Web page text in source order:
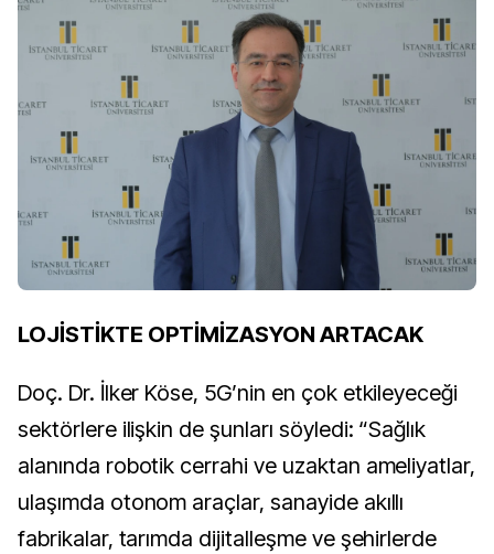
LOJİSTİKTE OPTİMİZASYON ARTACAK
Doç. Dr. İlker Köse, 5G’nin en çok etkileyeceği
sektörlere ilişkin de şunları söyledi: “Sağlık
alanında robotik cerrahi ve uzaktan ameliyatlar,
ulaşımda otonom araçlar, sanayide akıllı
fabrikalar, tarımda dijitalleşme ve şehirlerde